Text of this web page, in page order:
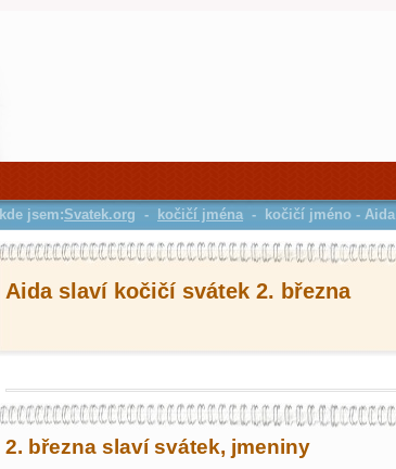
Aida slaví kočičí svátek 2. března
2. března slaví svátek, jmeniny
kde jsem:Svatek.org - kočičí jména - kočičí jméno - Aida